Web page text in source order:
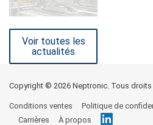
Voir toutes les
actualités
Copyright © 2026 Neptronic. Tous droits
Conditions ventes Politique de
Carrières
À propos